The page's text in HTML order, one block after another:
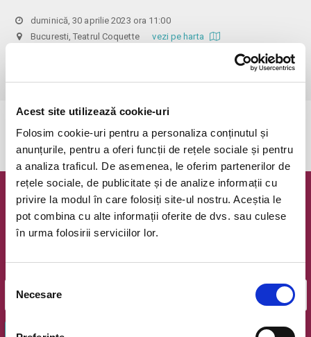
Acest site utilizează cookie-uri
Folosim cookie-uri pentru a personaliza conținutul și
anunțurile, pentru a oferi funcții de rețele sociale și pentru
a analiza traficul. De asemenea, le oferim partenerilor de
rețele sociale, de publicitate și de analize informații cu
privire la modul în care folosiți site-ul nostru. Aceștia le
pot combina cu alte informații oferite de dvs. sau culese
în urma folosirii serviciilor lor.
Selecția
consimțământului
Necesare
duminică, 30 aprilie 2023 ora 11:00
Bucuresti, Teatrul Coquettevezi pe harta
Dupa ora inceperii reprezentatiei biletele isi pierd valabilitatea, iar
Newsletter @ Bilete.ro
Oferte exclusive si o editie saptamanala cu cele mai noi
OK